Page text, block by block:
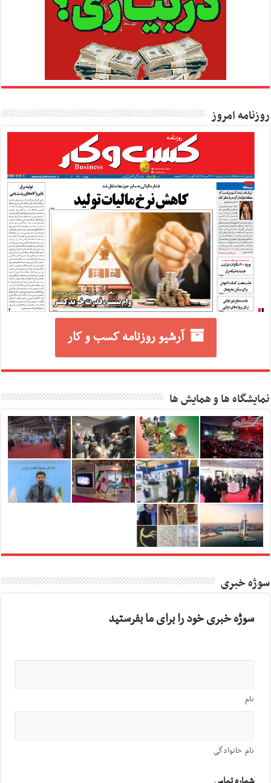
روزنامه امروز
آرشیو روزنامه کسب و کار
نمایشگاه ها و همایش ها
سوژه خبری
سوژه خبری خود را برای ما بفرستید
نام
نام خانوادگی